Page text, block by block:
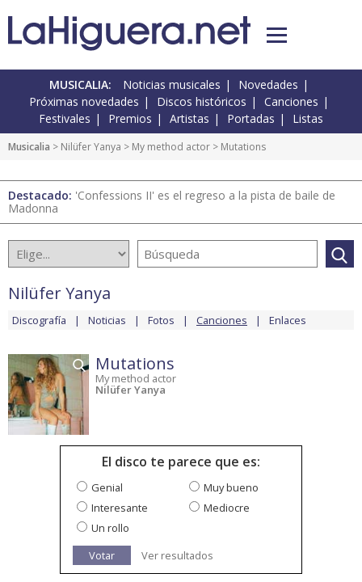
MUSICALIA: Noticias musicales
Novedades
Próximas novedades
Discos históricos
Canciones
Festivales
Premios Artistas Portadas Listas
Musicalia > Nilüfer Yanya > My method actor > Mutations
Destacado: 'Confessions II' es el regreso a la pista de baile de
Madonna
Nilüfer Yanya
Discografía Noticias Fotos Canciones Enlaces
Mutations
My method actor
Nilüfer Yanya
El disco te parece que es:
Genial
Muy bueno
Interesante
Mediocre
Un rollo
Votar
Ver resultados